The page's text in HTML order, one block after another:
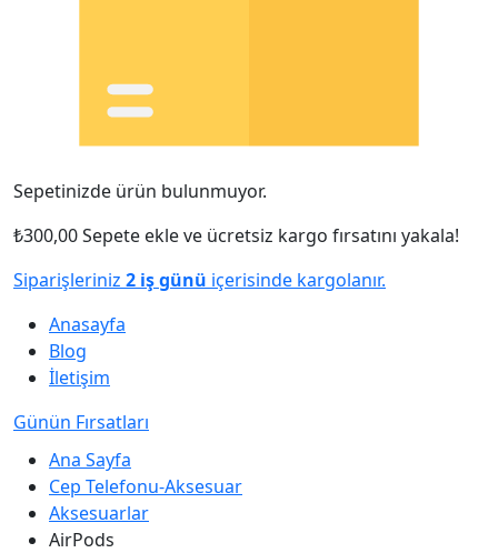
Sepetinizde ürün bulunmuyor.
₺300,00Sepete ekle ve ücretsiz kargo fırsatını yakala!
Siparişleriniz 2 iş günü içerisinde kargolanır.
Anasayfa
Blog
İletişim
Günün Fırsatları
Ana Sayfa
Cep Telefonu-Aksesuar
Aksesuarlar
AirPods